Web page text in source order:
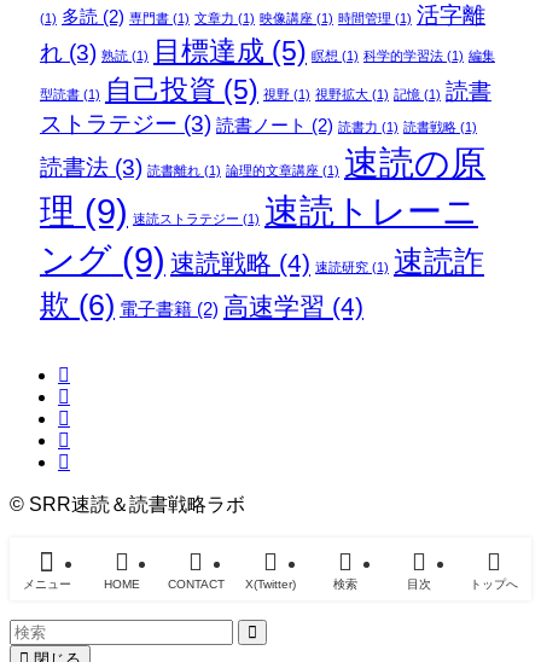
(1) 多読 (2) 専門書(1) 文章力 (1) 映像講座(1) 時間管理 (1) 活字離
れ(3) 熟読(1) 目標達成 (5) 瞑想 (1) 科学的学習法(1) 編集
型読書(1) 自己投資 (5) 視野(1) 視野拡大(1) 記憶(1) 読書
ストラテジー (3) 読書ノート (2) 読書力 (1) 読書戦略(1)
読書法(3) 読書離れ(1) 論理的文章講座(1) 速読の原
理 (9) 速読ストラテジー (1) 速読トレーニ
ング(9) 速読戦略 (4) 速読研究(1) 速読詐
欺 (6) 電子書籍(2) 高速学習 (4)
© SRR速読＆読書戦略ラボ
メニュー HOME CONTACT X(Twitter) 検索 目次 トップへ